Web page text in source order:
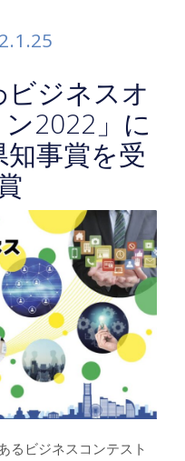
ビジネスオ
2022」に
事賞を受
るビジネスコンテスト